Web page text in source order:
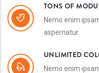
TONS OF
Nemo enim
aspernatur.
UNLIMITED
Nemo enim